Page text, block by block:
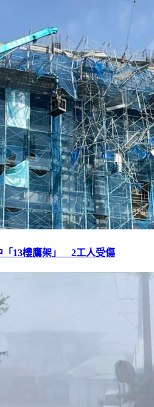
「13樓鷹架」 2工人受傷